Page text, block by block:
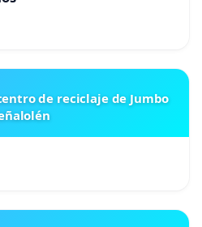
de reciclaje de Jumbo